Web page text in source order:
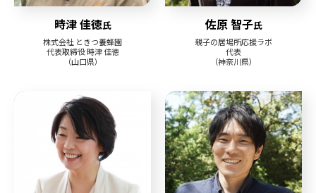
時津 佳徳氏
株式会社 ときつ養蜂園
代表取締役 時津 佳徳
（山口県）
佐原 智子氏
親子の居場所応援ラボ
代表
（神奈川県）